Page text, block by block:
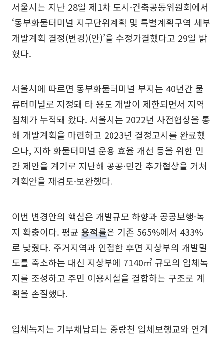
서울시는 지난 28일 제1차 도시·건축공동위원회에서
‘동부화물터미널 지구단위계획 및 특별계획구역 세부
개발계획 결정(변경)(안)’을 수정가결했다고 29일 밝
혔다.
서울시에 따르면 동부화물터미널 부지는 40년간 물
류터미널로 지정돼 타 용도 개발이 제한되면서 지역
침체가 누적돼 왔다. 서울시는 2022년 사전협상을 통
해 개발계획을 마련하고 2023년 결정고시를 완료했
으나, 지하 화물터미널 운용 효율 개선 등을 위한 민
간 제안을 계기로 지난해 공공·민간 추가협상을 거쳐
계획안을 재검토·보완했다.
이번 변경안의 핵심은 개발규모 하향과 공공보행·녹
지 확충이다. 평균 용적률은 기존 565%에서 433%
로 낮췄다. 주거지역과 인접한 후면 지상부의 개발밀
도를 축소하는 대신 지상부에 7140㎡ 규모의 입체녹
지를 조성하고 주민 이용시설을 결합하는 구조로 계
획을 손질했다.
입체녹지는 기부채납되는 중랑천 입체보행교와 연계